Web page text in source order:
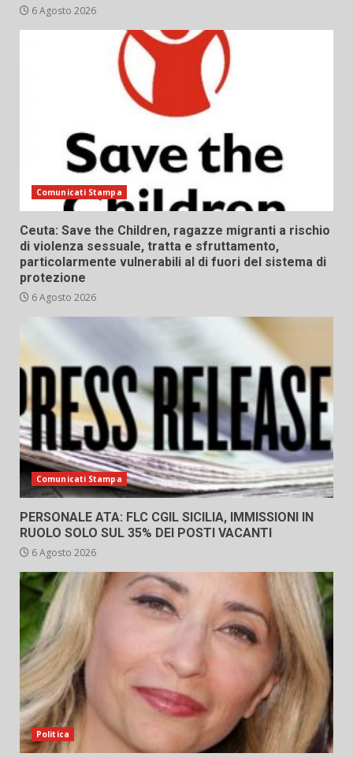
6 Agosto 2026
Comunicati Stampa
Ceuta: Save the Children, ragazze migranti a rischio
di violenza sessuale, tratta e sfruttamento,
particolarmente vulnerabili al di fuori del sistema di
protezione
6 Agosto 2026
Comunicati Stampa
PERSONALE ATA: FLC CGIL SICILIA, IMMISSIONI IN
RUOLO SOLO SUL 35% DEI POSTI VACANTI
6 Agosto 2026
Politica